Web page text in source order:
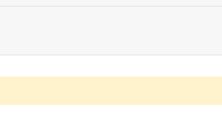
06/13/2026
06/13/2026